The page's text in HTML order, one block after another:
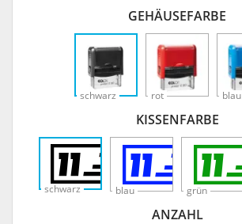
GEHÄUSEFARBE
schwarz rot blau
KISSENFARBE
schwarz blau grün
ANZAHL